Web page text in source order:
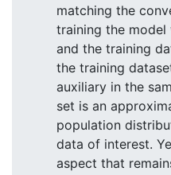
matching the
training the
and the training
the training
auxiliary in the
set is an
population
data of interest.
aspect that